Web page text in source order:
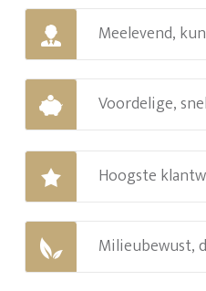
Meelevend,
Voordelige,
Hoogste
Milieubewust,